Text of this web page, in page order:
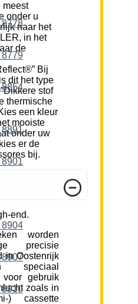
meest
onder u
naar het
in het
de
Bij
dit het type
stof
thermische
een kleur
mooiste
onder uw
er de
bij.
end.
worden
precisie
in Oostenrijk
voor gebruik
zoals in
) cassette